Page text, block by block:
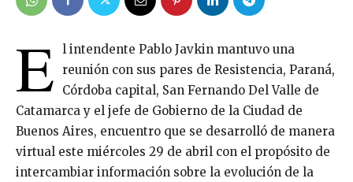
E l intendente Pablo Javkin mantuvo una
reunión con sus pares de Resistencia, Paraná,
Córdoba capital, San Fernando Del Valle de
Catamarca y el jefe de Gobierno de la Ciudad de
Buenos Aires, encuentro que se desarrolló de manera
virtual este miércoles 29 de abril con el propósito de
intercambiar información sobre la evolución de la